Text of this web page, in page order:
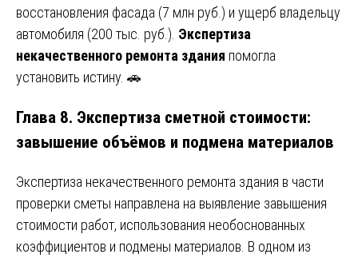
восстановления фасада (7 млн руб.) и ущерб владельцу
автомобиля (200 тыс. руб.). Экспертиза
некачественного ремонта здания помогла
установить истину. 🚗
Глава 8. Экспертиза сметной стоимости:
завышение объёмов и подмена материалов
Экспертиза некачественного ремонта здания в части
проверки сметы направлена на выявление завышения
стоимости работ, использования необоснованных
коэффициентов и подмены материалов. В одном из